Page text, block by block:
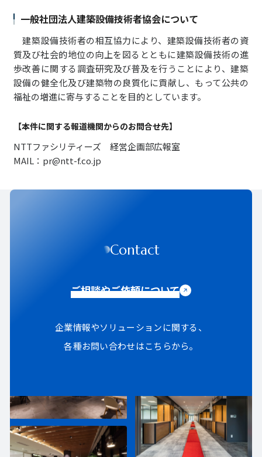
一般社団法人建築設備技術者協会について
建築設備技術者の相互協力により、建築設備技術者の資
質及び社会的地位の向上を図るとともに建築設備技術の進
歩改善に関する調査研究及び普及を行うことにより、建築
設備の健全化及び建築物の良質化に貢献し、もって公共の
福祉の増進に寄与することを目的としています。
【本件に関する報道機関からのお問合せ先】
NTTファシリティーズ 経営企画部広報室
MAIL：pr@ntt-f.co.jp
Contact
ご相談やご依頼について
企業情報やソリューションに関する、
各種お問い合わせはこちらから。